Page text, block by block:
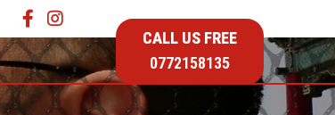
CALL US FREE
0772158135